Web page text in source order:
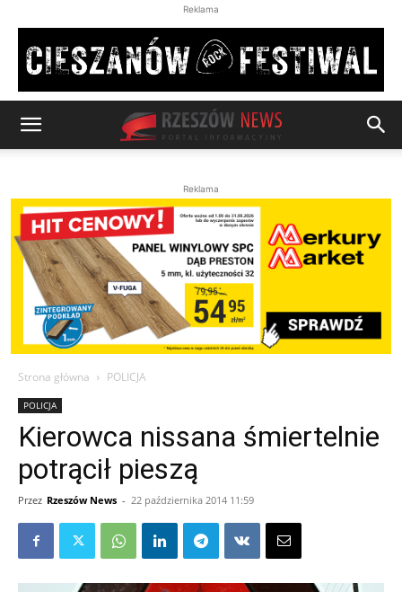
Reklama
Reklama
Strona główna POLICJA
POLICJA
Kierowca nissana śmiertelnie
potrącił pieszą
Przez Rzeszów News - 22 października 2014 11:59